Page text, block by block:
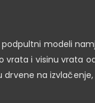
modeli
vrata i visinu vrata
na